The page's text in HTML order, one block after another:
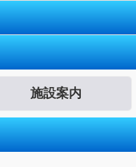
施設案内